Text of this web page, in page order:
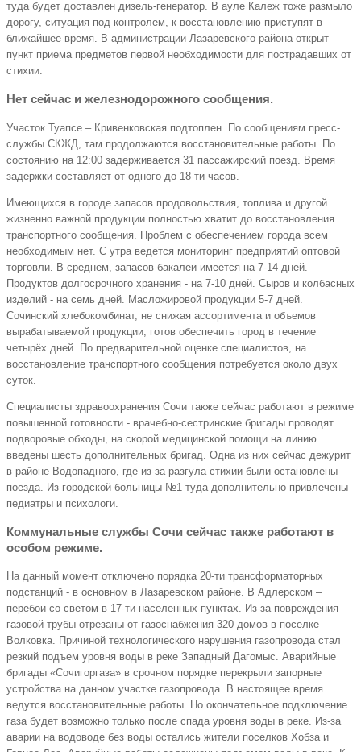
туда будет доставлен дизель-генератор. В ауле Калеж тоже размыло
дорогу, ситуация под контролем, к восстановлению приступят в
ближайшее время. В администрации Лазаревского района открыт
пункт приема предметов первой необходимости для пострадавших от
стихии.
Нет сейчас и железнодорожного сообщения.
Участок Туапсе – Кривенковская подтоплен. По сообщениям пресс-
службы СКЖД, там продолжаются восстановительные работы. По
состоянию на 12:00 задерживается 31 пассажирский поезд. Время
задержки составляет от одного до 18-ти часов.
Имеющихся в городе запасов продовольствия, топлива и другой
жизненно важной продукции полностью хватит до восстановления
транспортного сообщения. Проблем с обеспечением города всем
необходимым нет. С утра ведется мониторинг предприятий оптовой
торговли. В среднем, запасов бакалеи имеется на 7-14 дней.
Продуктов долгосрочного хранения - на 7-10 дней. Сыров и колбасных
изделий - на семь дней. Масложировой продукции 5-7 дней.
Сочинский хлебокомбинат, не снижая ассортимента и объемов
вырабатываемой продукции, готов обеспечить город в течение
четырёх дней. По предварительной оценке специалистов, на
восстановление транспортного сообщения потребуется около двух
суток.
Специалисты здравоохранения Сочи также сейчас работают в режиме
повышенной готовности - врачебно-сестринские бригады проводят
подворовые обходы, на скорой медицинской помощи на линию
введены шесть дополнительных бригад. Одна из них сейчас дежурит
в районе Водопадного, где из-за разгула стихии были остановлены
поезда. Из городской больницы №1 туда дополнительно привлечены
педиатры и психологи.
Коммунальные службы Сочи сейчас также работают в
особом режиме.
На данный момент отключено порядка 20-ти трансформаторных
подстанций - в основном в Лазаревском районе. В Адлерском –
перебои со светом в 17-ти населенных пунктах. Из-за повреждения
газовой трубы отрезаны от газоснабжения 320 домов в поселке
Волковка. Причиной технологического нарушения газопровода стал
резкий подъем уровня воды в реке Западный Дагомыс. Аварийные
бригады «Сочигоргаза» в срочном порядке перекрыли запорные
устройства на данном участке газопровода. В настоящее время
ведутся восстановительные работы. Но окончательное подключение
газа будет возможно только после спада уровня воды в реке. Из-за
аварии на водоводе без воды остались жители поселков Хобза и